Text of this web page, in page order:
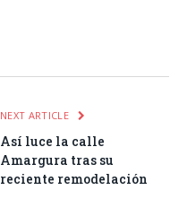
NEXT ARTICLE
Así luce la calle
Amargura tras su
reciente remodelación